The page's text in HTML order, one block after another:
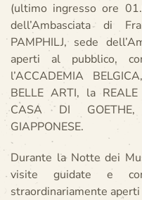
(ultimo ingresso ore
dell’Ambasciata di
PAMPHILJ, sede
aperti al pubblico,
l’ACCADEMIA
BELLE ARTI, la
CASA DI GOETHE,
GIAPPONESE.
Durante la Notte dei
visite guidate e
straordinariamente aperti